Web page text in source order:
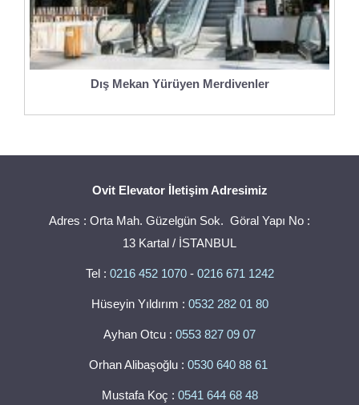
Dış Mekan Yürüyen Merdivenler
Ovit Elevator İletişim Adresimiz
Adres : Orta Mah. Güzelgün Sok. Göral Yapı No :
13 Kartal / İSTANBUL
Tel : 0216 452 1070- 0216 671 1242
Hüseyin Yıldırım : 0532 282 01 80
Ayhan Otcu : 0553 827 09 07
Orhan Alibaşoğlu : 0530 640 88 61
Mustafa Koç : 0541 644 68 48